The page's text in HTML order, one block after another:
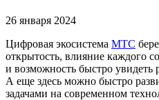
26 января 2024
Цифровая экосистема МТС
открытость, влияние каждого
и возможность быстро увидеть
А еще здесь можно быстро
задачами на современном